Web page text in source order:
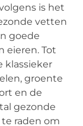
is het
vetten
goede
eieren. Tot
klassieker
groente
en de
gezonde
raden om